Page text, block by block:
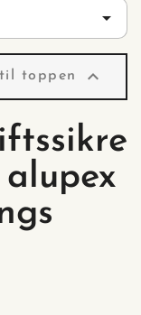

til toppen 